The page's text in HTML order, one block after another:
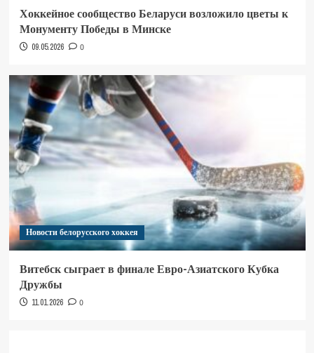
Хоккейное сообщество Беларуси возложило цветы к
Монументу Победы в Минске
09.05.2026 0
Новости белорусского хоккея
Витебск сыграет в финале Евро-Азиатского Кубка
Дружбы
11.01.2026 0